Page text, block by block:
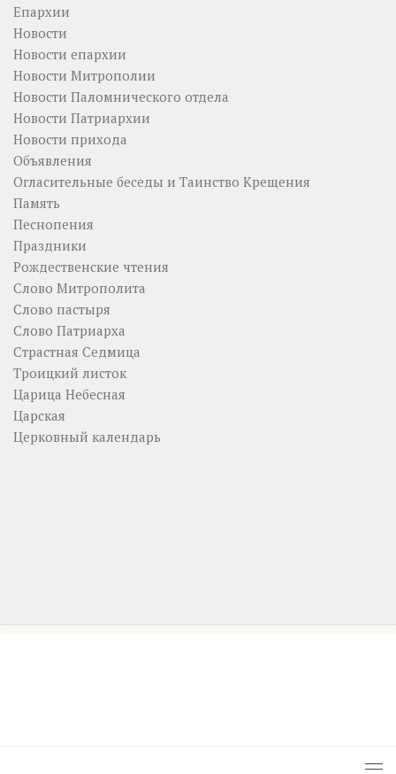
Епархии
Новости
Новости епархии
Новости Митрополии
Новости Паломнического отдела
Новости Патриархии
Новости прихода
Объявления
Огласительные беседы и Таинство Крещения
Память
Песнопения
Праздники
Рождественские чтения
Слово Митрополита
Слово пастыря
Слово Патриарха
Страстная Седмица
Троицкий листок
Царица Небесная
Царская
Церковный календарь